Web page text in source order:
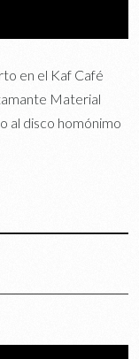
en el Kaf Café
Material
al disco homónimo